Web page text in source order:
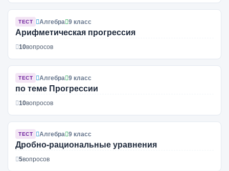
ТЕСТ Алгебра 9 класс
Арифметическая прогрессия
10вопросов
ТЕСТ Алгебра 9 класс
по теме Прогрессии
10вопросов
ТЕСТ Алгебра 9 класс
Дробно-рациональные уравнения
5вопросов